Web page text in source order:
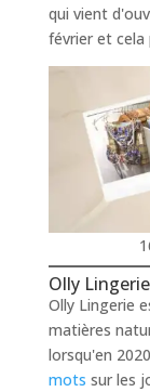
qui vient
février et cela
Olly Lingerie
Olly Lingerie
matières
lorsqu'en
mots sur les